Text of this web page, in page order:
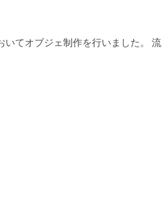
てオブジェ制作を行いました。 流